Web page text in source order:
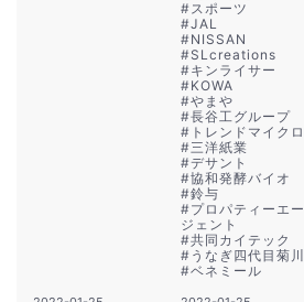
#スポーツ
#JAL
#NISSAN
#SLcreations
#キンライサー
#KOWA
#やまや
#長谷工グループ
# トレンドマイクロ
#三洋紙業
#デサント
#協和発酵バイオ
#鈴与
#プロパティーエー
ジェント
#共同カイテック
# うなぎ四代目菊川
#ベネミール